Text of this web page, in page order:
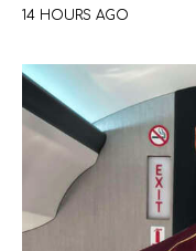
14 HOURS AGO